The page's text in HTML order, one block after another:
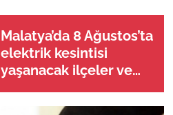
Malatya’da 8 Ağustos’ta
elektrik kesintisi
yaşanacak ilçeler ve